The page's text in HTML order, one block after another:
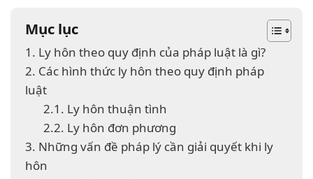
Mục lục
1. Ly hôn theo quy định của pháp luật là gì?
2. Các hình thức ly hôn theo quy định pháp
luật
2.1. Ly hôn thuận tình
2.2. Ly hôn đơn phương
3. Những vấn đề pháp lý cần giải quyết khi ly
hôn